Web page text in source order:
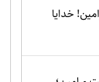
خدایا